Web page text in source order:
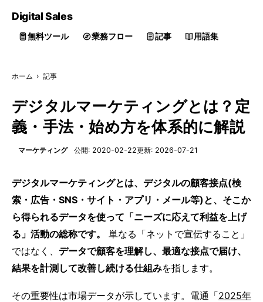
DigitalSales
無料ツール 業務フロー 記事 用語集
ホーム › 記事
デジタルマーケティングとは？定
義・手法・始め方を体系的に解説
マーケティング 公開: 2020-02-22更新: 2026-07-21
デジタルマーケティングとは、デジタルの顧客接点(検
索・広告・SNS・サイト・アプリ・メール等)と、そこか
ら得られるデータを使って「ニーズに応えて利益を上げ
る」活動の総称です。
単なる「ネットで宣伝すること」
ではなく、 データで顧客を理解し、最適な接点で届け、
結果を計測して改善し続ける仕組みを指します。
その重要性は市場データが示しています。電通「2025年